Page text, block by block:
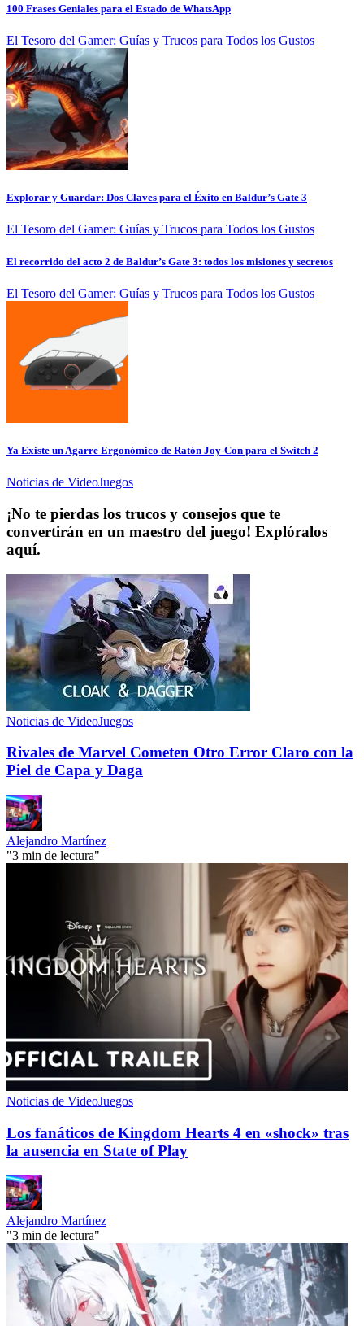
100 Frases Geniales para el Estado de WhatsApp
El Tesoro del Gamer: Guías y Trucos para Todos los Gustos
Explorar y Guardar: Dos Claves para el Éxito en Baldur’s Gate 3
El Tesoro del Gamer: Guías y Trucos para Todos los Gustos
El recorrido del acto 2 de Baldur’s Gate 3: todos los misiones y secretos
El Tesoro del Gamer: Guías y Trucos para Todos los Gustos
Ya Existe un Agarre Ergonómico de Ratón Joy-Con para el Switch 2
Noticias de VideoJuegos
¡No te pierdas los trucos y consejos que te
convertirán en un maestro del juego! Explóralos
aquí.
Noticias de VideoJuegos
Rivales de Marvel Cometen Otro Error Claro con la
Piel de Capa y Daga
Alejandro Martínez
"3 min de lectura"
Noticias de VideoJuegos
Los fanáticos de Kingdom Hearts 4 en «shock» tras
la ausencia en State of Play
Alejandro Martínez
"3 min de lectura"